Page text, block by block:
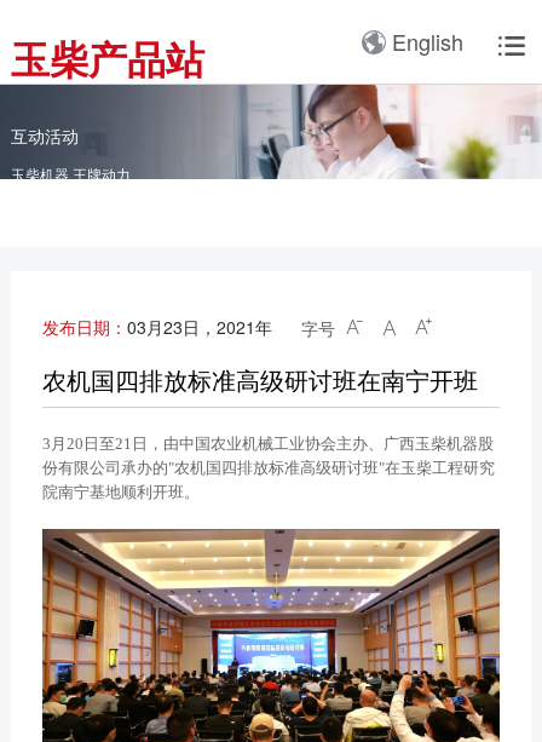
玉柴产品站 
English
产品与解决方案
卡车动力
客车动力
工程机械动力
新能源动力
工业动力
整车
发电系统
产品3D展厅
全球服务支持
全球服务网络
服务理念
务网络，在国内建立了
12个商用车系统部/驻外
区驻外销售大区、13个
船电驻外营销中心、5个
玉柴芯蓝驻外销售大区、
31个服务与后市场驻外
市场部、6400多家服务
站、6000多家配件销售
网点；在亚洲、美洲、非
全球服务网络
海外服务网络
服务理念
服务政策
我们的公司
关于我们
研发实力
司始建于1951年，是一
家以动力系统为圆心、实
施同心多元化发展的国有
大型企业集团。公司旗下
拥有20多家全资、控
股、参股二级子公司，涉
链、物流及供应链服务，
新能源产业及相关服务等
三大产业板块，在广西、
广东、江苏、安徽、湖
北、重庆、辽宁等地均有
产业基地布局。
了解更多
互动活动
玉柴机器 王牌动力
发布日期： 03月23日，2021年 字号   
农机国四排放标准高级研讨班在南宁开班
3月20日至21日，由中国农业机械工业协会主办、广西玉柴机器股
份有限公司承办的"农机国四排放标准高级研讨班"在玉柴工程研究
院南宁基地顺利开班。